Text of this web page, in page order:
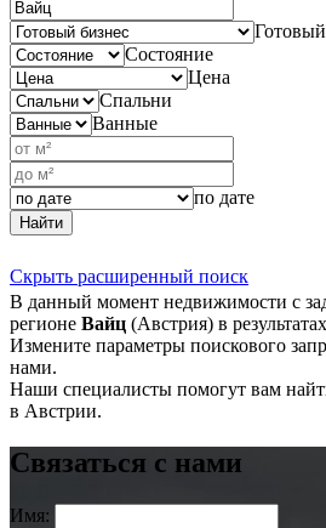
Состояние
Цена
Спальни
Ванные
по дате
Найти
Скрыть расширенный поиск
В данный момент недвижимости с
регионе Вайц (Австрия) в
Измените параметры поискового
нами.
Наши специалисты помогут вам
в Австрии.
Связаться с нами
Имя: